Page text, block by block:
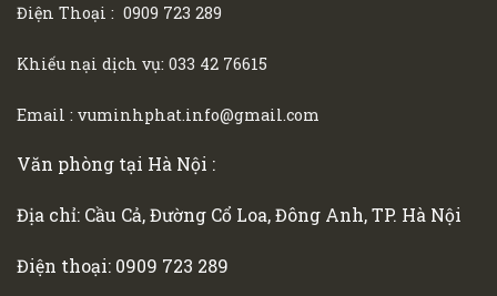
Điện Thoại : 0909 723 289
Khiếu nại dịch vụ: 033 42 76615
Email : vuminhphat.info@gmail.com
Văn phòng tại Hà Nội :
Địa chỉ: Cầu Cả, Đường Cổ Loa, Đông Anh, TP. Hà Nội
Điện thoại: 0909 723 289